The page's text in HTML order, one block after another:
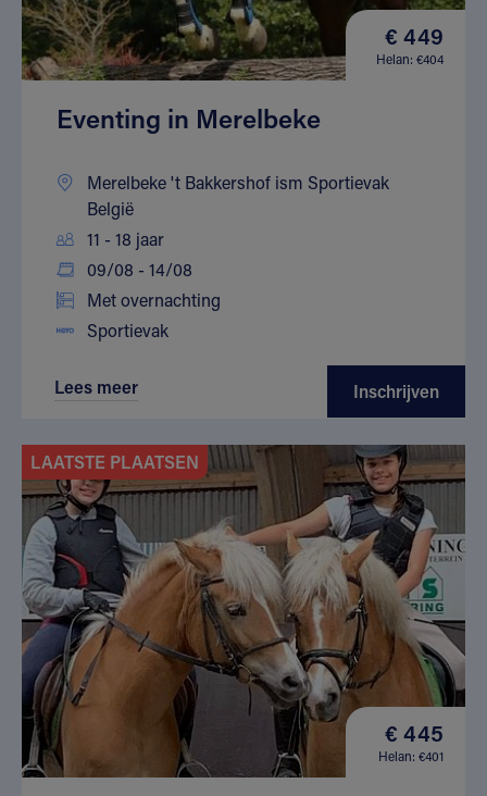
€ 449
Helan: €404
Eventing in Merelbeke
Merelbeke 't Bakkershof ism Sportievak
België
11 - 18 jaar
09/08 - 14/08
Met overnachting
Sportievak
Lees meer Inschrijven
LAATSTE PLAATSEN
€ 445
Helan: €401